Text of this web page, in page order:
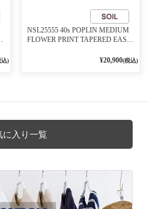
込)
NSL25555 40s POPLIN MEDIUM
FLOWER PRINT TAPERED EASY
¥20,900(税込)
に入り一覧